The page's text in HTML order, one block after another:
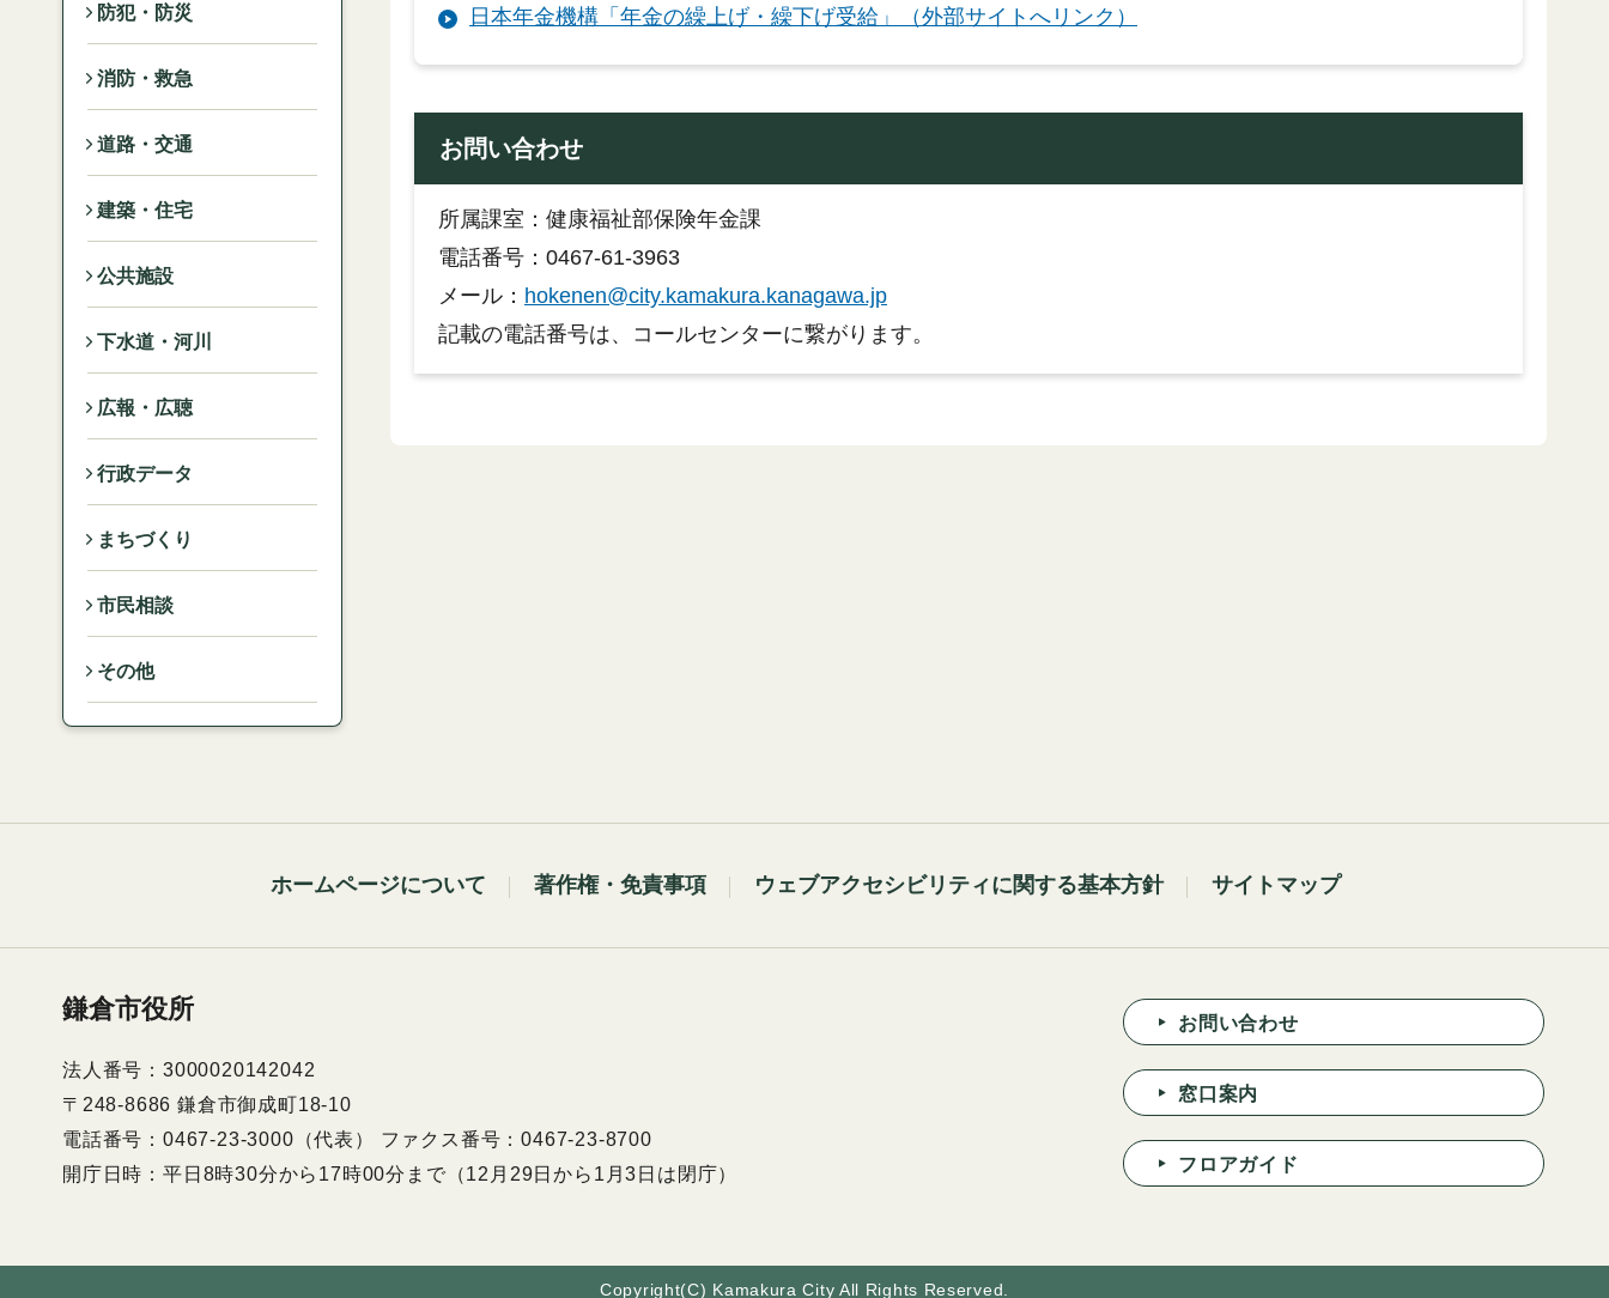
防犯・防災
消防・救急
道路・交通
建築・住宅
公共施設
下水道・河川
広報・広聴
行政データ
まちづくり
市民相談
その他
日本年金機構「年金の繰上げ・繰下げ受給」（外部サイトへリンク）
お問い合わせ
所属課室：健康福祉部保険年金課
電話番号：0467-61-3963
メール： hokenen@city.kamakura.kanagawa.jp
記載の電話番号は、コールセンターに繋がります。
ホームページについて 著作権・免責事項 ウェブアクセシビリティに関する基本方針 サイトマップ
鎌倉市役所
法人番号：3000020142042
〒248-8686 鎌倉市御成町18-10
電話番号：0467-23-3000（代表） ファクス番号：0467-23-8700
開庁日時：平日8時30分から17時00分まで（12月29日から1月3日は閉庁）
お問い合わせ
窓口案内
フロアガイド
Copyright(C) Kamakura City All Rights Reserved.